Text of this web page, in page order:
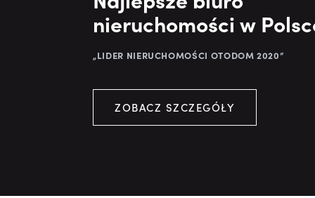
nieruchomości w
„LIDER NIERUCHOMOŚCI OTODOM 2020”
ZOBACZ SZCZEGÓŁY